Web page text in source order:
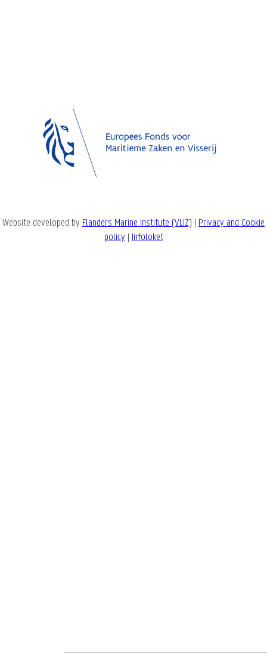
Website developed by Flanders Marine Institute (VLIZ) | Privacy and Cookie
policy | Infoloket